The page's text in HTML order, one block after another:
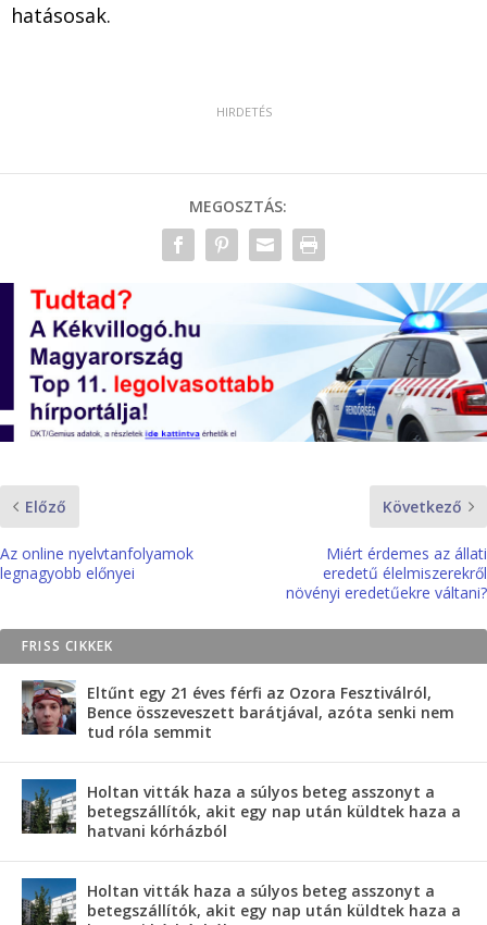
hatásosak.
MEGOSZTÁS:
Előző
Az online nyelvtanfolyamok
legnagyobb előnyei
Következő
Miért érdemes az állati
eredetű élelmiszerekről
növényi eredetűekre váltani?
FRISS CIKKEK
Eltűnt egy 21 éves férfi az Ozora Fesztiválról,
Bence összeveszett barátjával, azóta senki nem
tud róla semmit
Holtan vitták haza a súlyos beteg asszonyt a
betegszállítók, akit egy nap után küldtek haza a
hatvani kórházból
Holtan vitták haza a súlyos beteg asszonyt a
betegszállítók, akit egy nap után küldtek haza a